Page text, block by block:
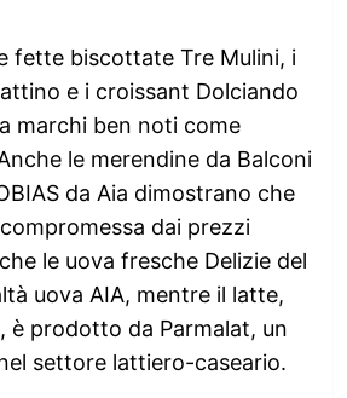
fette biscottate Tre Mulini, i
e i croissant Dolciando
marchi ben noti come
le merendine da Balconi
da Aia dimostrano che
dai prezzi
le uova fresche Delizie del
uova AIA, mentre il latte,
è prodotto da Parmalat, un
settore lattiero-caseario.